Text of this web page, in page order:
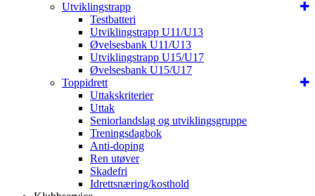
Utviklingstrapp
Testbatteri
Utviklingstrapp U11/U13
Øvelsesbank U11/U13
Utviklingstrapp U15/U17
Øvelsesbank U15/U17
Toppidrett
Uttakskriterier
Uttak
Seniorlandslag og utviklingsgruppe
Treningsdagbok
Anti-doping
Ren utøver
Skadefri
Idrettsnæring/kosthold